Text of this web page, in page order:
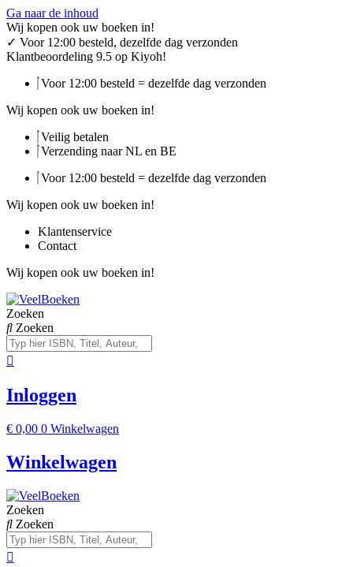
Ga naar de inhoud
Wij kopen ook uw boeken in!
✓ Voor 12:00 besteld, dezelfde dag verzonden
Klantbeoordeling 9.5 op Kiyoh!
Voor 12:00 besteld = dezelfde dag verzonden
Wij kopen ook uw boeken in!
Veilig betalen
Verzending naar NL en BE
Voor 12:00 besteld = dezelfde dag verzonden
Wij kopen ook uw boeken in!
Klantenservice
Contact
Wij kopen ook uw boeken in!
Zoeken
Zoeken
Inloggen
€ 0,00 0 Winkelwagen
Winkelwagen
Zoeken
Zoeken